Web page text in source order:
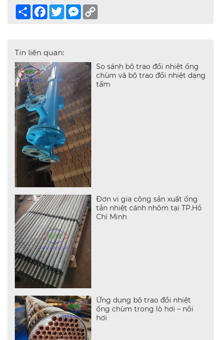
ShareFacebook
TwitterMessenger
Tin liên quan:
So sánh bộ trao đổi nhiệt ống
chùm và bộ trao đổi nhiệt dạng
tấm
Đơn vị gia công sản xuất ống
tản nhiệt cánh nhôm tại TP.Hồ
Chí Minh
Ứng dụng bộ trao đổi nhiệt
ống chùm trong lò hơi – nồi
hơi